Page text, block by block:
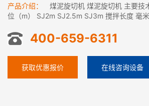
产品介绍：
煤泥旋切机 煤泥旋切机 主要技
位（m） SJ2m SJ2.5m SJ3m 搅拌长度 毫米
400-659-6311
获取优惠报价 在线咨询设备